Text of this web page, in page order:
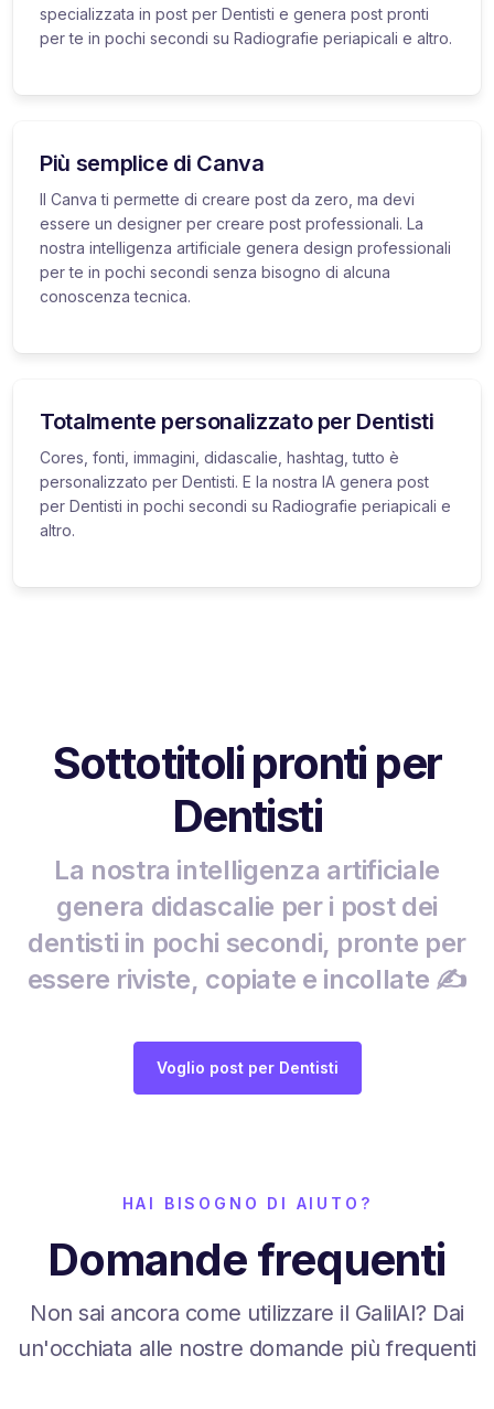
specializzata in post per Dentisti e genera post pronti
per te in pochi secondi su Radiografie periapicali e altro.
Più semplice di Canva
Il Canva ti permette di creare post da zero, ma devi
essere un designer per creare post professionali. La
nostra intelligenza artificiale genera design professionali
per te in pochi secondi senza bisogno di alcuna
conoscenza tecnica.
Totalmente personalizzato per Dentisti
Cores, fonti, immagini, didascalie, hashtag, tutto è
personalizzato per Dentisti. E la nostra IA genera post
per Dentisti in pochi secondi su Radiografie periapicali e
altro.
Sottotitoli pronti per
Dentisti
La nostra intelligenza artificiale
genera didascalie per i post dei
dentisti in pochi secondi, pronte per
essere riviste, copiate e incollate ✍️
Voglio post per Dentisti
HAI BISOGNO DI AIUTO?
Domande frequenti
Non sai ancora come utilizzare il GalilAI? Dai
un'occhiata alle nostre domande più frequenti